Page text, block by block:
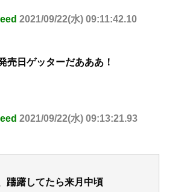
2021/09/22(水) 09:11:42.10
売日ゲッターだあああ！
2021/09/22(水) 09:13:21.93
躊躇してたら来月中頃